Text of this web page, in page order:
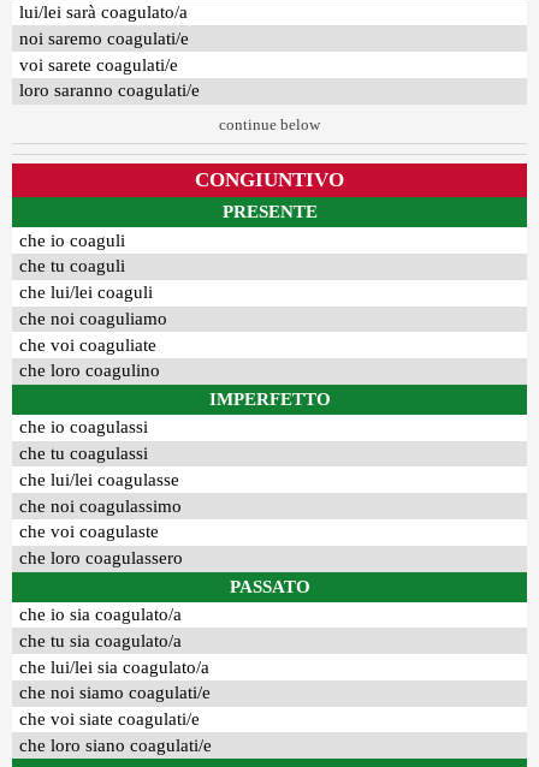
lui/lei sarà coagulato/a
noi saremo coagulati/e
voi sarete coagulati/e
loro saranno coagulati/e
continue below
CONGIUNTIVO
PRESENTE
che io coaguli
che tu coaguli
che lui/lei coaguli
che noi coaguliamo
che voi coaguliate
che loro coagulino
IMPERFETTO
che io coagulassi
che tu coagulassi
che lui/lei coagulasse
che noi coagulassimo
che voi coagulaste
che loro coagulassero
PASSATO
che io sia coagulato/a
che tu sia coagulato/a
che lui/lei sia coagulato/a
che noi siamo coagulati/e
che voi siate coagulati/e
che loro siano coagulati/e